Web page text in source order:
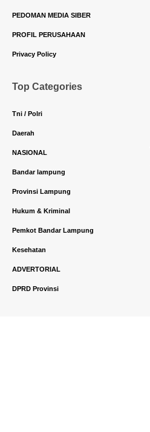
PEDOMAN MEDIA SIBER
PROFIL PERUSAHAAN
Privacy Policy
Top Categories
Tni / Polri
Daerah
NASIONAL
Bandar lampung
Provinsi Lampung
Hukum & Kriminal
Pemkot Bandar Lampung
Kesehatan
ADVERTORIAL
DPRD Provinsi